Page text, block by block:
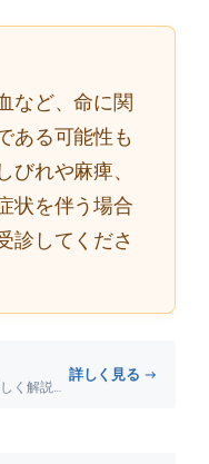
など、命に関
ある可能性も
れや麻痺、
状を伴う場合
診してくださ
めまいを引き起こす耳の病気について詳しく解説します。
詳しく見る →